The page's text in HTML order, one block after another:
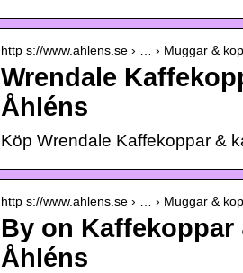
http s://www.ahlens.se › … › Muggar &
Wrendale
Åhléns
Köp Wrendale Kaffekoppar &
http s://www.ahlens.se › … › Muggar &
By on
Åhléns